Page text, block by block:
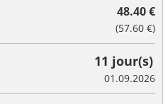
48.40 €
(57.60 €)
11 jour(s)
01.09.2026